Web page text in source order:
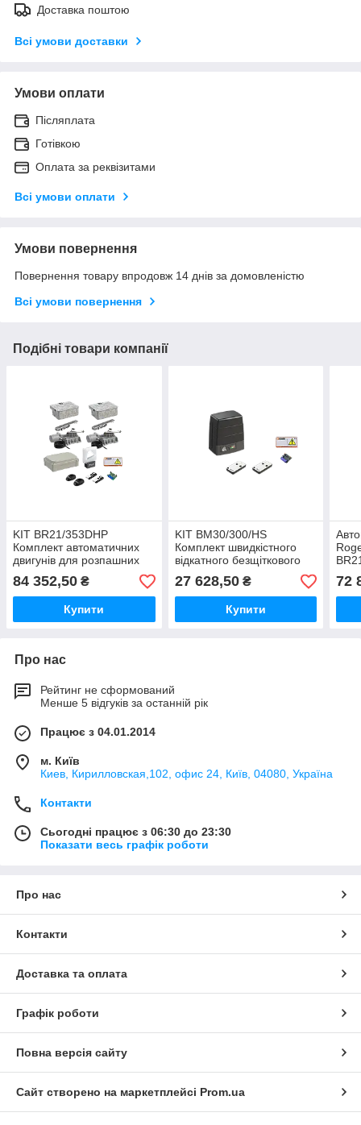
Доставка поштою
Всі умови доставки
Умови оплати
Післяплата
Готівкою
Оплата за реквізитами
Всі умови оплати
Умови повернення
Повернення товару впродовж 14 днів за домовленістю
Всі умови повернення
Подібні товари компанії
KIT BR21/353DHP
Комплект автоматичних
двигунів для розпашних
воріт підземного монтажу
BRUSHLESS Roger
84 352,50 ₴
Купити
KIT BM30/300/HS
Комплект швидкістного
відкатного безщіткового
електромеханічного
двигуна для воріт до 400
кг Roger Technology
27 628,50₴
Купити
72
Про нас
Рейтинг не сформований
Менше 5 відгуків за останній рік
Працює з 04.01.2014
м. Київ
Киев, Кирилловская,102, офис 24, Київ, 04080, Україна
Контакти
Сьогодні працює з 06:30 до 23:30
Показати весь графік роботи
Про нас
Контакти
Доставка та оплата
Графік роботи
Повна версія сайту
Сайт створено на маркетплейсі Prom.ua